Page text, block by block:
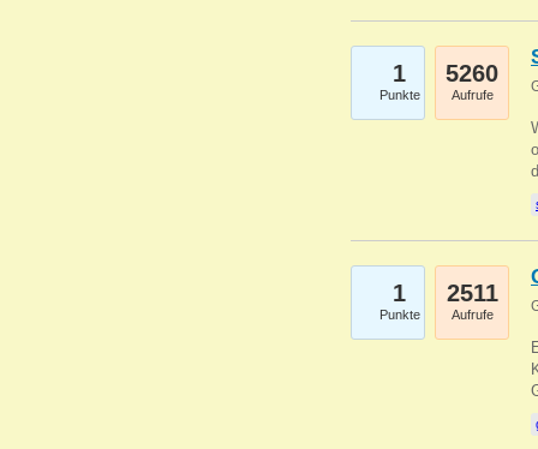
1
Punkte
5260
Aufrufe
1
Punkte
2511
Aufrufe